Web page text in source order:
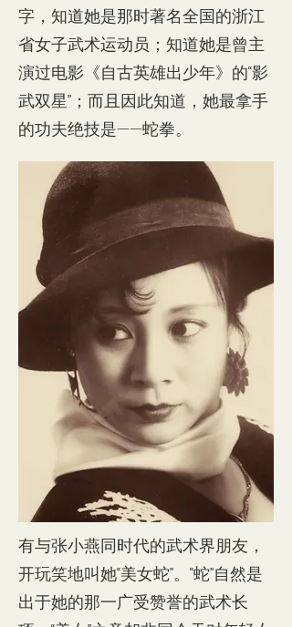
字，知道她是那时著名全国的浙江
省女子武术运动员；知道她是曾主
演过电影《自古英雄出少年》的“影
武双星”；而且因此知道，她最拿手
的功夫绝技是——蛇拳。
有与张小燕同时代的武术界朋友，
开玩笑地叫她“美女蛇”。“蛇”自然是
出于她的那一广受赞誉的武术长